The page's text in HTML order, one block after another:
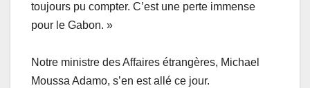
toujours pu compter. C’est une perte immense
pour le Gabon. »
Notre ministre des Affaires étrangères, Michael
Moussa Adamo, s’en est allé ce jour.